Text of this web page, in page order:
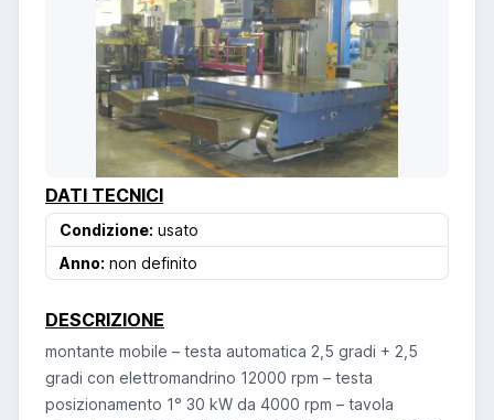
DATI TECNICI
Condizione: usato
Anno: non definito
DESCRIZIONE
montante mobile – testa automatica 2,5 gradi + 2,5
gradi con elettromandrino 12000 rpm – testa
posizionamento 1° 30 kW da 4000 rpm – tavola